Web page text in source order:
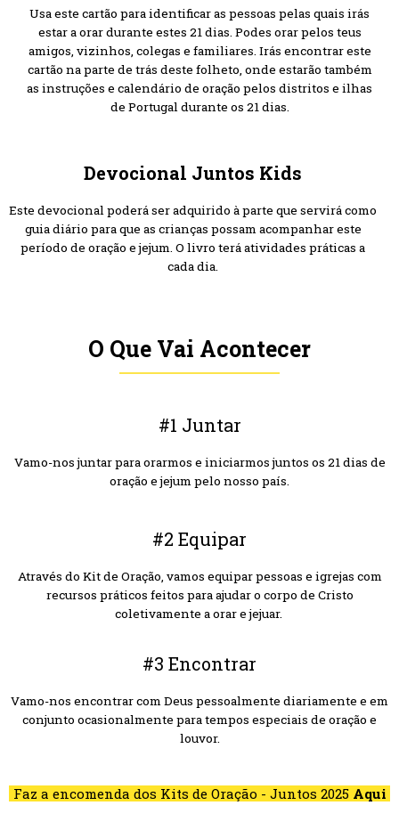
Usa este cartão para identificar as pessoas pelas quais irás
estar a orar durante estes 21 dias. Podes orar pelos teus
amigos, vizinhos, colegas e familiares. Irás encontrar este
cartão na parte de trás deste folheto, onde estarão também
as instruções e calendário de oração pelos distritos e ilhas
de Portugal durante os 21 dias.
Devocional Juntos Kids
Este devocional poderá ser adquirido à parte que servirá como
guia diário para que as crianças possam acompanhar este
período de oração e jejum. O livro terá atividades práticas a
cada dia.
O Que Vai Acontecer
#1 Juntar
Vamo-nos juntar para orarmos e iniciarmos juntos os 21 dias de
oração e jejum pelo nosso país.
#2 Equipar
Através do Kit de Oração, vamos equipar pessoas e igrejas com
recursos práticos feitos para ajudar o corpo de Cristo
coletivamente a orar e jejuar.
#3 Encontrar
Vamo-nos encontrar com Deus pessoalmente diariamente e em
conjunto ocasionalmente para tempos especiais de oração e
louvor.
Faz a encomenda dos Kits de Oração - Juntos 2025 Aqui